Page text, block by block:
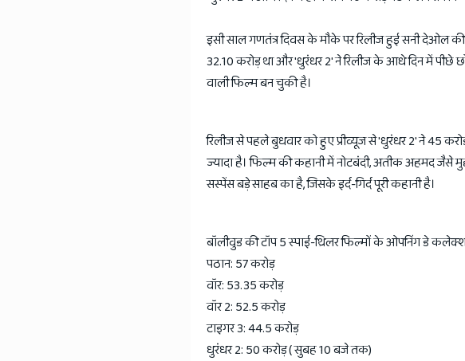
इसी साल गणतंत्र दिवस के मौके पर रिलीज हुई सनी देओल
32.10 करोड़ था और 'धुरंधर 2' ने रिलीज के आधे दिन में पीछे
वाली फिल्म बन चुकी है।
रिलीज से पहले बुधवार को हुए प्रीव्यूज से 'धुरंधर 2' ने 45
ज्यादा है। फिल्म की कहानी में नोटबंदी, अतीक अहमद जैसे
सस्पेंस बड़े साहब का है, जिसके इर्द-गिर्द पूरी कहानी है।
बॉलीवुड की टॉप 5 स्पाई-थ्रिलर फिल्मों के ओपनिंग डे
पठान: 57 करोड़
वॉर: 53.35 करोड़
वॉर 2: 52.5 करोड़
टाइगर 3: 44.5 करोड़
धुरंधर 2: 50 करोड़ ( सुबह 10 बजे तक)